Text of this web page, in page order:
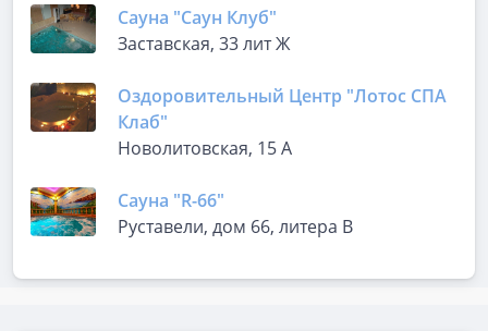
Сауна "Саун Клуб"
Заставская, 33 лит Ж
Оздоровительный Центр "Лотос СПА
Клаб"
Новолитовская, 15 А
Сауна "R-66"
Руставели, дом 66, литера В